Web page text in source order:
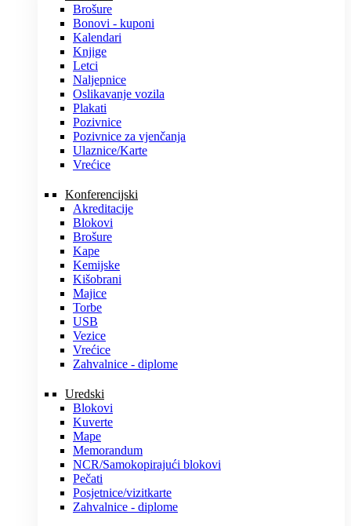
Brošure
Bonovi - kuponi
Kalendari
Knjige
Letci
Naljepnice
Oslikavanje vozila
Plakati
Pozivnice
Pozivnice za vjenčanja
Ulaznice/Karte
Vrećice
Konferencijski
Akreditacije
Blokovi
Brošure
Kape
Kemijske
Kišobrani
Majice
Torbe
USB
Vezice
Vrećice
Zahvalnice - diplome
Uredski
Blokovi
Kuverte
Mape
Memorandum
NCR/Samokopirajući blokovi
Pečati
Posjetnice/vizitkarte
Zahvalnice - diplome